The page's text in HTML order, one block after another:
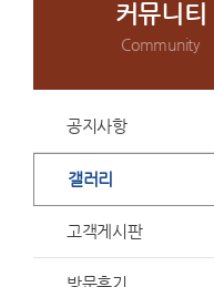
커뮤니티
Community
공지사항
갤러리
고객게시판
방문후기